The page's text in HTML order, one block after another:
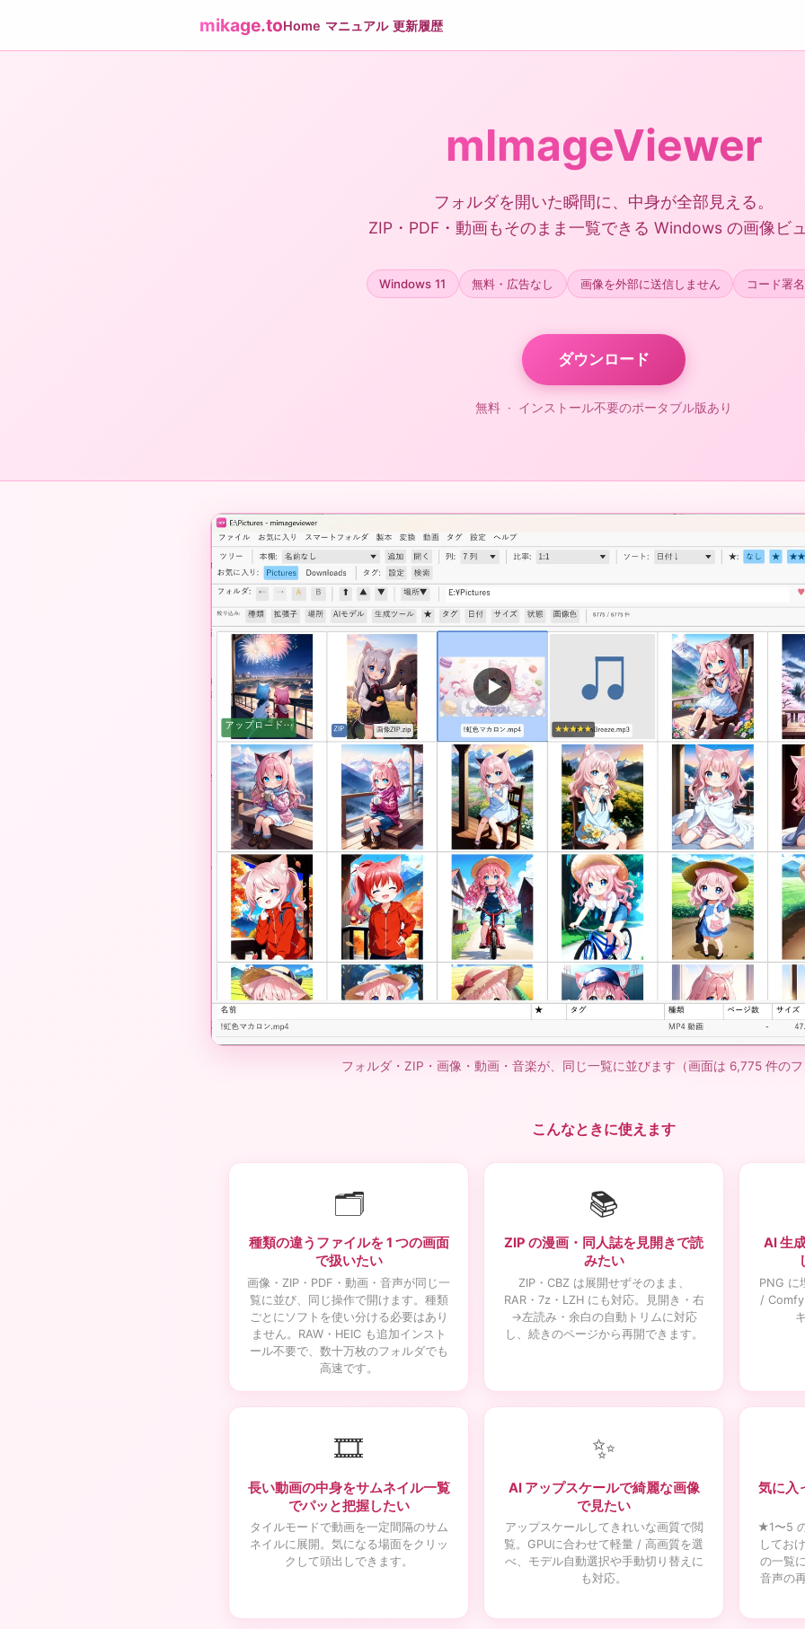
mikage.toHome マニュアル 更新履歴
mImageViewer
フォルダを開いた瞬間に、中身が全部見える。
ZIP・PDF・動画もそのまま一覧できる Windows の画像ビ
Windows 11 無料・広告なし 画像を外部に送信しません コード署
ダウンロード
無料 · インストール不要のポータブル版あり
フォルダ・ZIP・画像・動画・音楽が、同じ一覧に並びます（画面は 6,775 件の
こんなときに使えます
🗂️
種類の違うファイルを 1 つの画面
で扱いたい
画像・ZIP・PDF・動画・音声が同じ一
覧に並び、同じ操作で開けます。種類
ごとにソフトを使い分ける必要はあり
ません。RAW・HEIC も追加インスト
ール不要で、数十万枚のフォルダでも
高速です。
📚
ZIP の漫画・同人誌を見開きで読
みたい
ZIP・CBZ は展開せずそのまま、
RAR・7z・LZH にも対応。見開き・右
→左読み・余白の自動トリムに対応
し、続きのページから再開できます。
AI 生
PNG に
/
🎞️
長い動画の中身をサムネイル一覧
でパッと把握したい
タイルモードで動画を一定間隔のサム
ネイルに展開。気になる場面をクリッ
クして頭出しできます。
✨
AI アップスケールで綺麗な画像
で見たい
アップスケールしてきれいな画質で閲
覧。GPUに合わせて軽量 / 高画質を選
べ、モデル自動選択や手動切り替えに
も対応。
気に入
★1〜5
してお
の一覧
音声の